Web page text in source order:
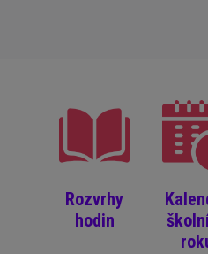
Rozvrhy
hodin